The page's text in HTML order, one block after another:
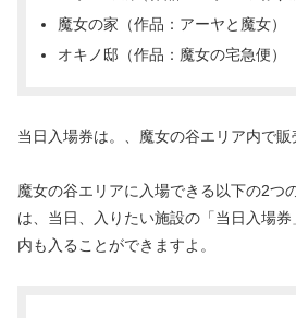
魔女の家（作品：アーヤと魔女）
オキノ邸（作品：魔女の宅急便）
当日入場券は。、魔女の谷エリア内で販
魔女の谷エリアに入場できる以下の2つ
は、当日、入りたい施設の「当日入場
内も入ることができますよ。